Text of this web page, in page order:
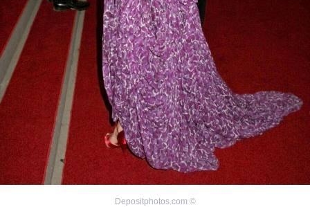
©
Depositphotos.com